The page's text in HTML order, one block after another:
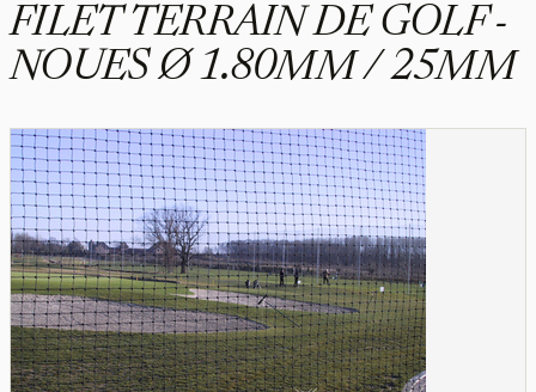
FILET TERRAIN DE GOLF -
NOUES Ø 1.80MM / 25MM